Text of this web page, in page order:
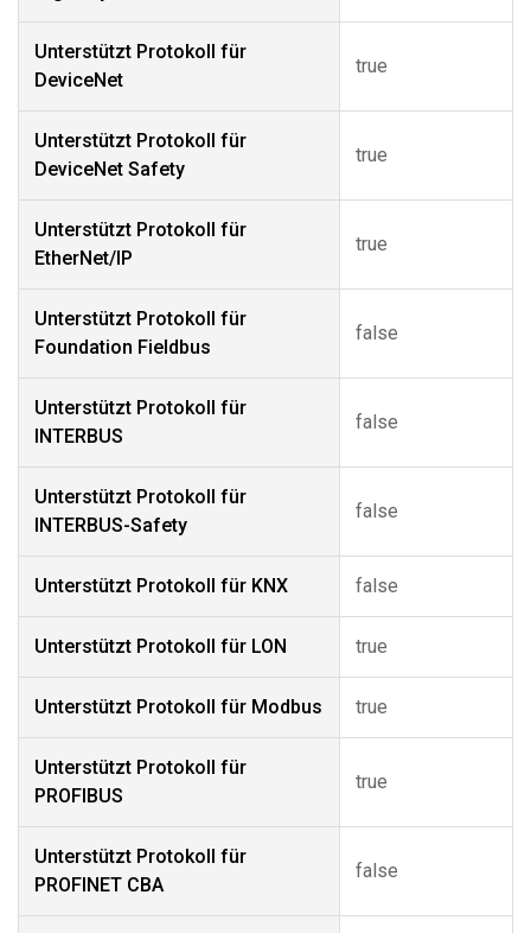
Unterstützt Protokoll für
DeviceNet
true
Unterstützt Protokoll für
DeviceNet Safety
true
Unterstützt Protokoll für
EtherNet/IP
true
Unterstützt Protokoll für
Foundation Fieldbus
false
Unterstützt Protokoll für
INTERBUS
false
Unterstützt Protokoll für
INTERBUS-Safety
false
Unterstützt Protokoll für KNX false
Unterstützt Protokoll für LON true
Unterstützt Protokoll für Modbus true
Unterstützt Protokoll für
PROFIBUS
true
Unterstützt Protokoll für
PROFINET CBA
false